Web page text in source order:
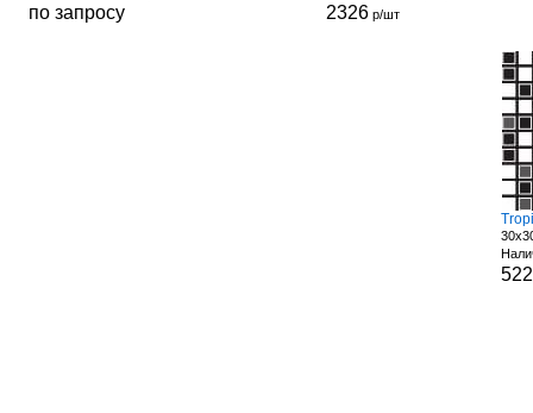
по запросу 2326 р/шт